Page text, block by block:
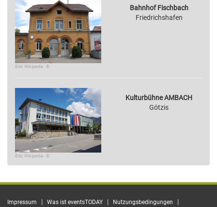
Bild: Wikipedia · ©
Bahnhof Fischbach
Friedrichshafen
Bild: Wikipedia · ©
Kulturbühne AMBACH
Götzis
Impressum | Was ist eventsTODAY | Nutzungsbedingungen |